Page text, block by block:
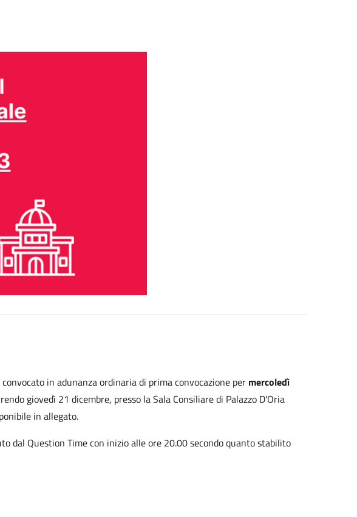
in adunanza ordinaria di prima convocazione per mercoledì
giovedì 21 dicembre, presso la Sala Consiliare di Palazzo D'Oria
in allegato.
dal Question Time con inizio alle ore 20.00 secondo quanto stabilito